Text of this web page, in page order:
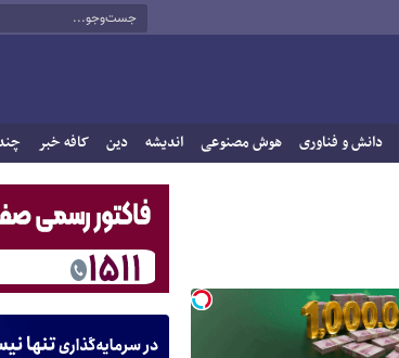
دانش و فناوری هوش مصنوعی اندیشه دین کافه خبر